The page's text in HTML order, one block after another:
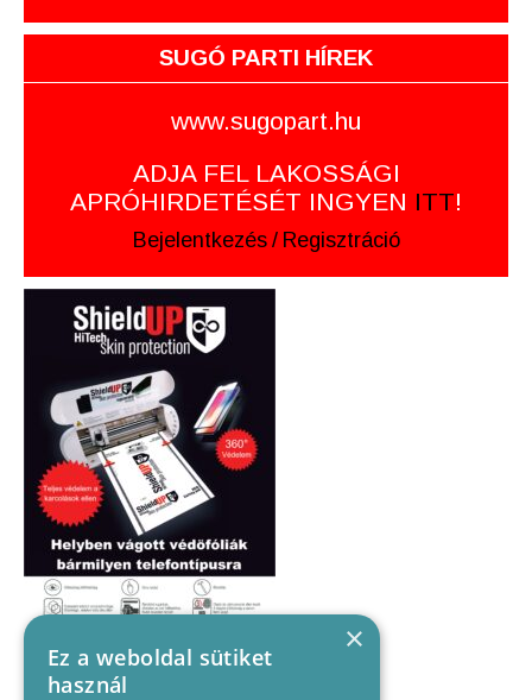
SUGÓ PARTI HÍREK
www.sugopart.hu
ADJA FEL LAKOSSÁGI
APRÓHIRDETÉSÉT INGYEN ITT!
Bejelentkezés / Regisztráció
×
Ez a weboldal sütiket
használ